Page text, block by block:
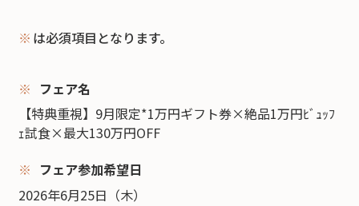
※ は必須項目となります。
フェア名
【特典重視】9月限定*1万円ギフト券×絶品1万円ﾋﾞｭｯﾌ
ｪ試食×最大130万円OFF
フェア参加希望日
2026年6月25日（木）